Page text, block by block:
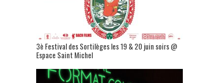
3è Festival des Sortilèges les 19 & 20 juin soirs @
Espace Saint Michel